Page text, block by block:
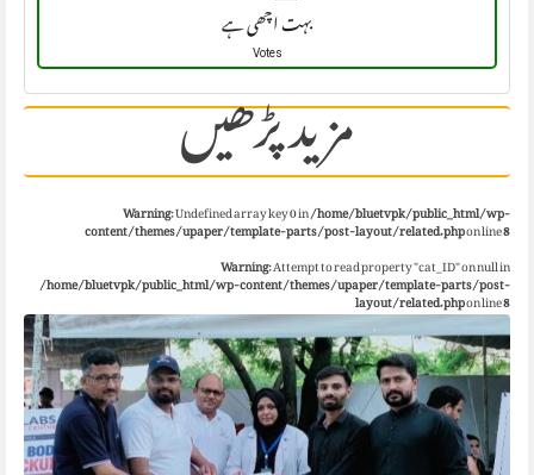
بہت اچھی ہے
Votes
مزید پڑھیں Warning: Undefined array key 0 in/home/bluetvpk/public_html/wp-
content/themes/upaper/template-parts/post-layout/related.phpon line8
Warning: Attempt to read property "cat_ID" on null in
/home/bluetvpk/public_html/wp-content/themes/upaper/template-parts/post-
layout/related.phpon line8